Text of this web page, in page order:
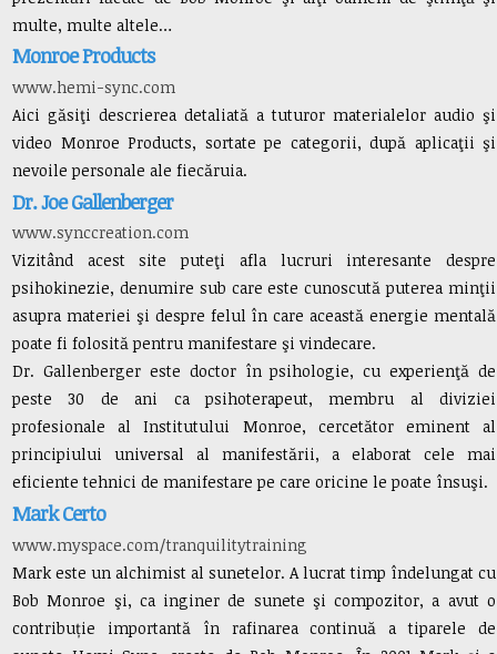
multe, multe altele…
Monroe Products
www.hemi-sync.com
Aici găsiţi descrierea detaliată a tuturor materialelor audio şi
video Monroe Products, sortate pe categorii, după aplicaţii şi
nevoile personale ale fiecăruia.
Dr. Joe Gallenberger
www.synccreation.com
Vizitând acest site puteţi afla lucruri interesante despre
psihokinezie, denumire sub care este cunoscută puterea minţii
asupra materiei şi despre felul în care această energie mentală
poate fi folosită pentru manifestare şi vindecare.
Dr. Gallenberger este doctor în psihologie, cu experienţă de
peste 30 de ani ca psihoterapeut, membru al diviziei
profesionale al Institutului Monroe, cercetător eminent al
principiului universal al manifestării, a elaborat cele mai
eficiente tehnici de manifestare pe care oricine le poate însuşi.
Mark Certo
www.myspace.com/tranquilitytraining
Mark este un alchimist al sunetelor. A lucrat timp îndelungat cu
Bob Monroe şi, ca inginer de sunete şi compozitor, a avut o
contribuție importantă în rafinarea continuă a tiparele de